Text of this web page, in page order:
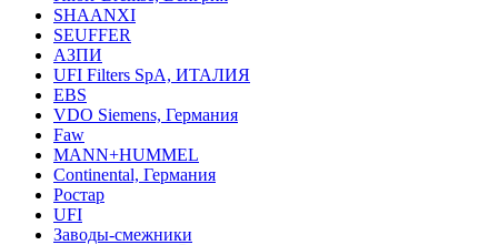
SHAANXI
SEUFFER
АЗПИ
UFI Filters SpA, ИТАЛИЯ
EBS
VDO Siemens, Германия
Faw
MANN+HUMMEL
Continental, Германия
Ростар
UFI
Заводы-смежники